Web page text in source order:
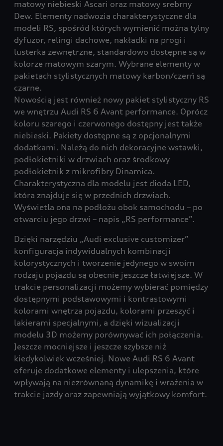
matowy niebieski Ascari oraz matowy srebrny
Dew. Elementy nadwozia charakterystyczne dla
modeli RS, spośród których wymienić można tylny
dyfuzor, relingi dachowe, nakładki na progi i
lusterka zewnętrzne, standardowo dostępne są w
kolorze matowym szarym. Wybrane elementy w
pakietach stylistycznych matowy karbon/czerń są
czarne.
Nowością jest również nowy pakiet stylistyczny RS
we wnętrzu Audi RS 6 Avant performance. Oprócz
koloru szarego i czerwonego dostępny jest także
niebieski. Pakiety dostępne są z opcjonalnymi
dodatkami. Należą do nich dekoracyjne wstawki,
podłokietniki w drzwiach oraz środkowy
podłokietnik z mikrofibry Dinamica.
Charakterystyczna dla modelu jest dioda LED,
która znajduje się w przednich drzwiach.
Wyświetla ona na podłożu obok samochodu – po
otwarciu jego drzwi – napis „RS performance”.
Dzięki narzędziu „Audi exclusive customizer”
konfiguracja indywidualnych kombinacji
kolorystycznych i tworzenie jedynego w swoim
rodzaju pojazdu są obecnie jeszcze łatwiejsze. W
trakcie personalizacji możemy wybierać pomiędzy
dostępnymi podstawowymi i kontrastowymi
kolorami wnętrza pojazdu, kolorami przeszyć i
lakierami specjalnymi, a dzięki wizualizacji
modelu 3D możemy porównywać ich połączenia.
Jeszcze mocniejsze i jeszcze szybsze niż
kiedykolwiek wcześniej. Nowe Audi RS 6 Avant
oferuje dodatkowe elementy i ulepszenia, które
wpływają na niezrównaną dynamikę i wrażenia w
trakcie jazdy oraz zapewniają wyjątkowy komfort.